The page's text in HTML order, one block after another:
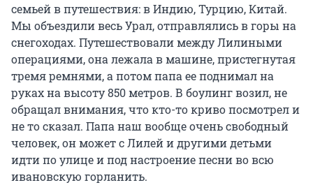
семьей в путешествия: в Индию, Турцию, Китай.
Мы объездили весь Урал, отправлялись в горы на
снегоходах. Путешествовали между Лилиными
операциями, она лежала в машине, пристегнутая
тремя ремнями, а потом папа ее поднимал на
руках на высоту 850 метров. В боулинг возил, не
обращал внимания, что кто-то криво посмотрел и
не то сказал. Папа наш вообще очень свободный
человек, он может с Лилей и другими детьми
идти по улице и под настроение песни во всю
ивановскую горланить.